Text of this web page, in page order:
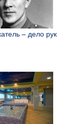
– дело рук